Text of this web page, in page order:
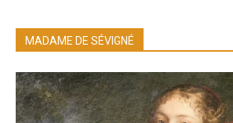
MADAME DE SÉVIGNÉ